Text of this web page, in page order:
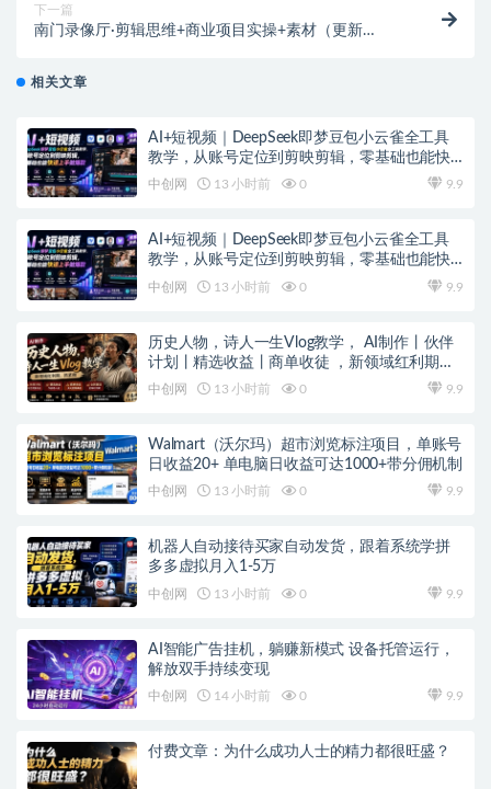
下一篇
南门录像厅·剪辑思维+商业项目实操+素材（更新
相关文章
AI+短视频｜DeepSeek即梦豆包小云雀全工具
教学，从账号定位到剪映剪辑，零基础也能快
速上手做爆款
中创网 13 小时前 0 9.9
AI+短视频｜DeepSeek即梦豆包小云雀全工具
教学，从账号定位到剪映剪辑，零基础也能快
速上手做爆款
中创网 13 小时前 0 9.9
历史人物，诗人一生Vlog教学， AI制作丨伙伴
计划丨精选收益丨商单收徒 ，新领域红利期，
抓紧做
中创网 13 小时前 0 9.9
Walmart（沃尔玛）超市浏览标注项目，单账号
日收益20+ 单电脑日收益可达1000+带分佣机制
中创网 13 小时前 0 9.9
机器人自动接待买家自动发货，跟着系统学拼
多多虚拟月入1-5万
中创网 13 小时前 0 9.9
AI智能广告挂机，躺赚新模式 设备托管运行，
解放双手持续变现
中创网 14 小时前 0 9.9
付费文章：为什么成功人士的精力都很旺盛？